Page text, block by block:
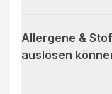
Allergene &
auslösen